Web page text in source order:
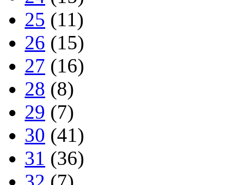
25 (11)
26 (15)
27 (16)
28 (8)
29 (7)
30 (41)
31 (36)